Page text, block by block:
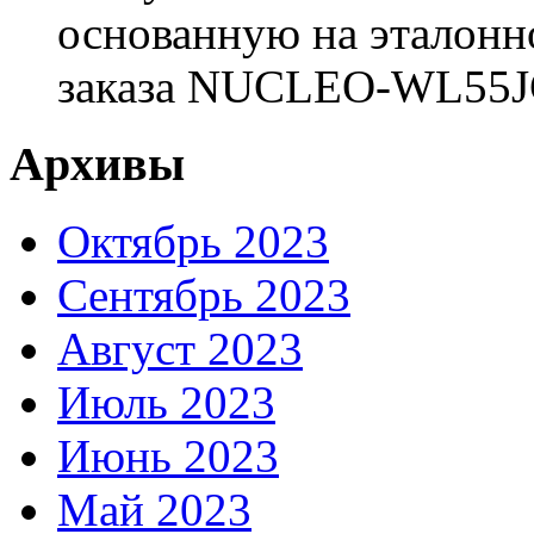
основанную на
заказа NUCLEO-
Архивы
Октябрь 2023
Сентябрь 2023
Август 2023
Июль 2023
Июнь 2023
Май 2023